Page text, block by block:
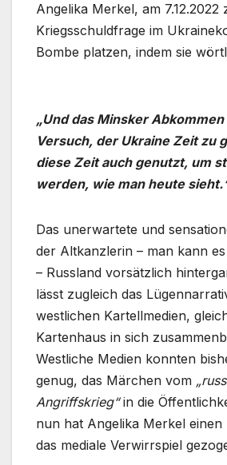
Angelika Merkel, am 7.12.2022
Kriegsschuldfrage im
Bombe platzen, indem sie
„Und das Minsker
Versuch, der Ukraine Zeit zu
diese Zeit auch genutzt, um
werden, wie man heute
Das unerwartete und
der Altkanzlerin – man kann
– Russland vorsätzlich
lässt zugleich das
westlichen Kartellmedien,
Kartenhaus in sich
Westliche Medien konnten
genug, das Märchen vom
Angriffskrieg“in die
nun hat Angelika Merkel
das mediale Verwirrspiel